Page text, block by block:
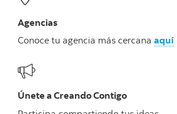
Agencias
Conoce tu agencia más cercana aquí
Únete a Creando Contigo